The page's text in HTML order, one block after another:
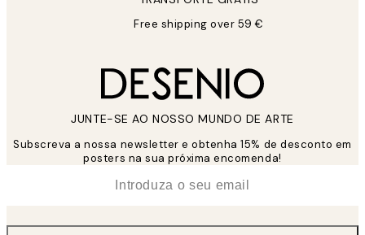
Free shipping over 59 €
JUNTE-SE AO NOSSO MUNDO DE ARTE
Subscreva a nossa newsletter e obtenha 15% de desconto em
posters na sua próxima encomenda!